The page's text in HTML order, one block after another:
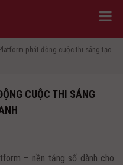
phát động cuộc thi sáng tạo
CUỘC THI SÁNG
– nền tảng số dành cho